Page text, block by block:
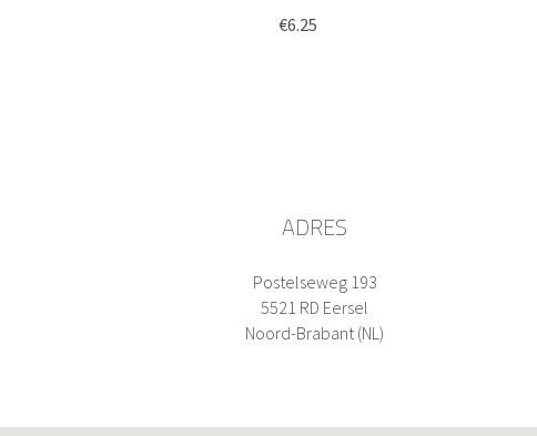
€6.25
ADRES
Postelseweg 193
5521 RD Eersel
Noord-Brabant (NL)